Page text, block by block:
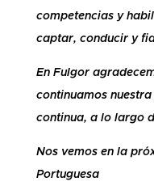
competencias y
captar, conducir y
En Fulgor
continuamos
continua, a lo largo
Nos vemos en la
Portuguesa